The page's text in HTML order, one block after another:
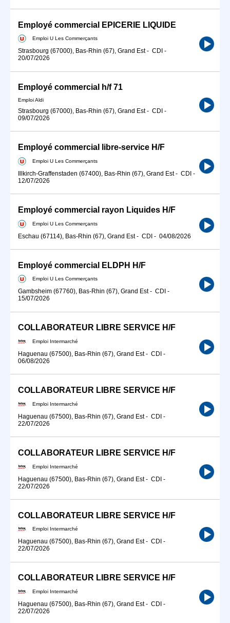
Employé commercial EPICERIE LIQUIDE
Emploi U Les Commerçants
Strasbourg (67000), Bas-Rhin (67), Grand Est- CDI -
20/07/2026
Employé commercial h/f 71
Emploi Aldi
Strasbourg (67000), Bas-Rhin (67), Grand Est- CDI -
09/07/2026
Employé commercial libre-service H/F
Emploi U Les Commerçants
Illkirch-Graffenstaden (67400), Bas-Rhin (67), Grand Est- CDI -
12/07/2026
Employé commercial rayon Liquides H/F
Emploi U Les Commerçants
Eschau (67114), Bas-Rhin (67), Grand Est- CDI - 04/08/2026
Employé commercial ELDPH H/F
Emploi U Les Commerçants
Gambsheim (67760), Bas-Rhin (67), Grand Est- CDI -
15/07/2026
COLLABORATEUR LIBRE SERVICE H/F
Emploi Intermarché
Haguenau (67500), Bas-Rhin (67), Grand Est- CDI -
06/08/2026
COLLABORATEUR LIBRE SERVICE H/F
Emploi Intermarché
Haguenau (67500), Bas-Rhin (67), Grand Est- CDI -
22/07/2026
COLLABORATEUR LIBRE SERVICE H/F
Emploi Intermarché
Haguenau (67500), Bas-Rhin (67), Grand Est- CDI -
22/07/2026
COLLABORATEUR LIBRE SERVICE H/F
Emploi Intermarché
Haguenau (67500), Bas-Rhin (67), Grand Est- CDI -
22/07/2026
COLLABORATEUR LIBRE SERVICE H/F
Emploi Intermarché
Haguenau (67500), Bas-Rhin (67), Grand Est- CDI -
22/07/2026